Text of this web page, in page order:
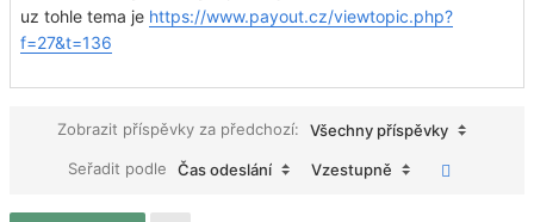
uz tohle tema je https://www.payout.cz/viewtopic.php?
f=27&t=136
Zobrazit příspěvky za předchozí:
Všechny příspěvky
Seřadit podle
Čas odeslání Vzestupně